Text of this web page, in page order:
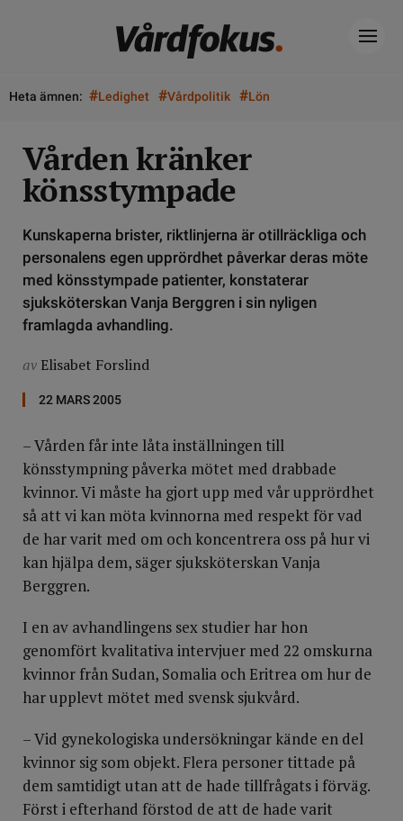
Heta ämnen: #Ledighet #Vårdpolitik #Lön
Vården kränker
könsstympade
Kunskaperna brister, riktlinjerna är otillräckliga och
personalens egen upprördhet påverkar deras möte
med könsstympade patienter, konstaterar
sjuksköterskan Vanja Berggren i sin nyligen
framlagda avhandling.
av Elisabet Forslind
22 MARS 2005
– Vården får inte låta inställningen till
könsstympning påverka mötet med drabbade
kvinnor. Vi måste ha gjort upp med vår upprördhet
så att vi kan möta kvinnorna med respekt för vad
de har varit med om och koncentrera oss på hur vi
kan hjälpa dem, säger sjuksköterskan Vanja
Berggren.
I en av avhandlingens sex studier har hon
genomfört kvalitativa intervjuer med 22 omskurna
kvinnor från Sudan, Somalia och Eritrea om hur de
har upplevt mötet med svensk sjukvård.
– Vid gynekologiska undersökningar kände en del
kvinnor sig som objekt. Flera personer tittade på
dem samtidigt utan att de hade tillfrågats i förväg.
Först i efterhand förstod de att de hade varit